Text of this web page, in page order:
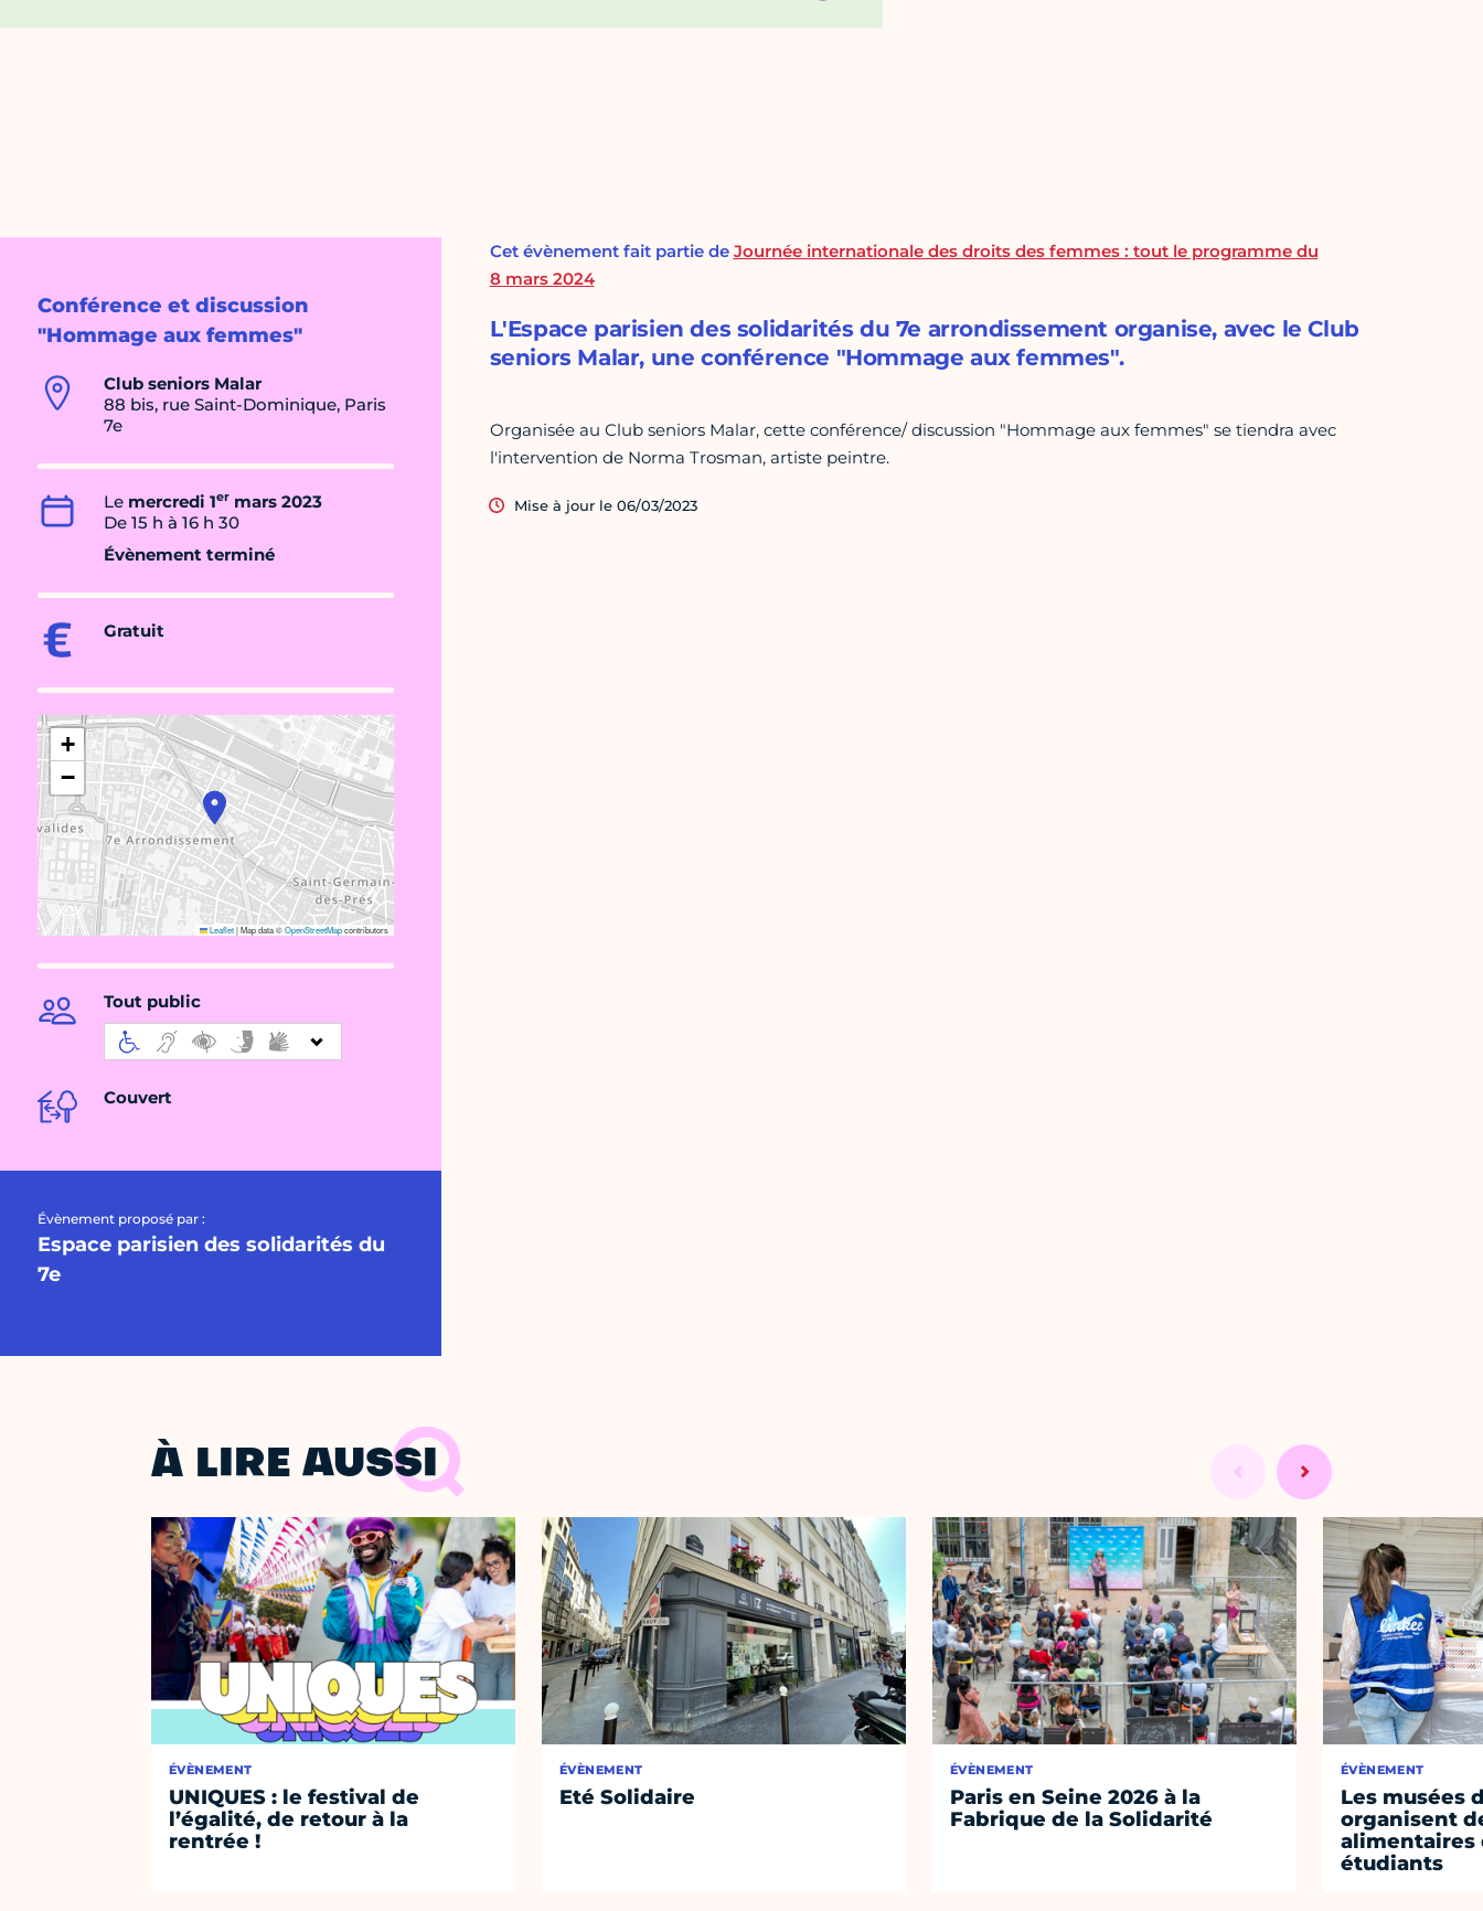
Conférence et discussion
"Hommage aux femmes"
Club seniors Malar
88 bis, rue Saint-Dominique, Paris
7e
Le mercredi 1er mars 2023
De 15 h à 16 h 30
Évènement terminé
Gratuit
+
−
Leaflet|Map data ©OpenStreetMapcontributors
Tout public
Couvert
Évènement proposé par :
Espace parisien des solidarités du
7e
Cet évènement fait partie de Journée internationale des droits des femmes : tout le programme du
8 mars 2024
L'Espace parisien des solidarités du 7e arrondissement organise, avec le Club
seniors Malar, une conférence "Hommage aux femmes".
Organisée au Club seniors Malar, cette conférence/ discussion "Hommage aux femmes" se tiendra avec
l'intervention de Norma Trosman, artiste peintre.
Mise à jour le 06/03/2023
À LIRE AUSSI
ÉVÈNEMENT
UNIQUES : le festival de
l’égalité, de retour à la
rentrée !
ÉVÈNEMENT
Eté Solidaire
ÉVÈNEMENT
Paris en Seine 2026 à la
Fabrique de la Solidarité
ÉVÈNEMENT
Les musées
organisent
alimentaires
étudiants